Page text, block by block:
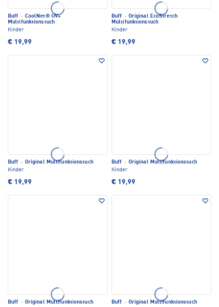
Buff · CoolNet® UV+
Multifunktionstuch
Kinder
€ 19,99
Buff · Original EcoStretch
Multifunktionstuch
Kinder
€ 19,99
Buff · Original Multifunktionstuch
Kinder
€ 19,99
Buff · Original Multifunktionstuch
Kinder
€ 19,99
Buff · Original Multifunktionstuch
Buff · Original Multifunktionstuch